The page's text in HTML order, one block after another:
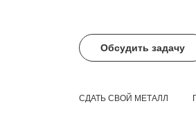
Обсудить задачу
СДАТЬ СВОЙ МЕТАЛЛ